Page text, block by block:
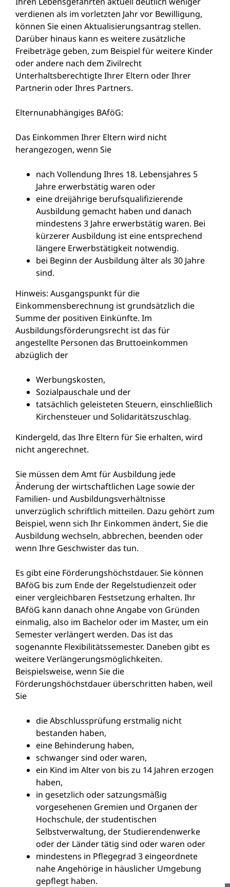
verdienen als im vorletzten Jahr vor Bewilligung,
können Sie einen Aktualisierungsantrag stellen.
Darüber hinaus kann es weitere zusätzliche
Freibeträge geben, zum Beispiel für weitere Kinder
oder andere nach dem Zivilrecht
Unterhaltsberechtigte Ihrer Eltern oder Ihrer
Partnerin oder Ihres Partners.
Elternunabhängiges BAföG:
Das Einkommen Ihrer Eltern wird nicht
herangezogen, wenn Sie
nach Vollendung Ihres 18. Lebensjahres 5
Jahre erwerbstätig waren oder
eine dreijährige berufsqualifizierende
Ausbildung gemacht haben und danach
mindestens 3 Jahre erwerbstätig waren. Bei
kürzerer Ausbildung ist eine entsprechend
längere Erwerbstätigkeit notwendig.
bei Beginn der Ausbildung älter als 30 Jahre
sind.
Hinweis: Ausgangspunkt für die
Einkommensberechnung ist grundsätzlich die
Summe der positiven Einkünfte. Im
Ausbildungsförderungsrecht ist das für
angestellte Personen das Bruttoeinkommen
abzüglich der
Werbungskosten,
Sozialpauschale und der
tatsächlich geleisteten Steuern, einschließlich
Kirchensteuer und Solidaritätszuschlag.
Kindergeld, das Ihre Eltern für Sie erhalten, wird
nicht angerechnet.
Sie müssen dem Amt für Ausbildung jede
Änderung der wirtschaftlichen Lage sowie der
Familien- und Ausbildungsverhältnisse
unverzüglich schriftlich mitteilen. Dazu gehört zum
Beispiel, wenn sich Ihr Einkommen ändert, Sie die
Ausbildung wechseln, abbrechen, beenden oder
wenn Ihre Geschwister das tun.
Es gibt eine Förderungshöchstdauer. Sie können
BAföG bis zum Ende der Regelstudienzeit oder
einer vergleichbaren Festsetzung erhalten. Ihr
BAföG kann danach ohne Angabe von Gründen
einmalig, also im Bachelor oder im Master, um ein
Semester verlängert werden. Das ist das
sogenannte Flexibilitätssemester. Daneben gibt es
weitere Verlängerungsmöglichkeiten.
Beispielsweise, wenn Sie die
Förderungshöchstdauer überschritten haben, weil
Sie
die Abschlussprüfung erstmalig nicht
bestanden haben,
eine Behinderung haben,
schwanger sind oder waren,
ein Kind im Alter von bis zu 14 Jahren erzogen
haben,
in gesetzlich oder satzungsmäßig
vorgesehenen Gremien und Organen der
Hochschule, der studentischen
Selbstverwaltung, der Studierendenwerke
oder der Länder tätig sind oder waren oder
mindestens in Pflegegrad 3 eingeordnete
nahe Angehörige in häuslicher Umgebung
gepflegt haben.